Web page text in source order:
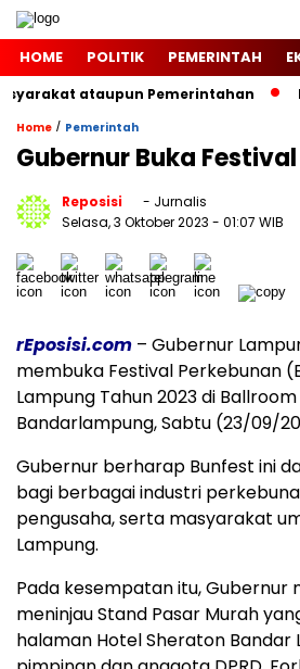
HOME POLITIK PEMERINTAH
ataupun Pemerintahan
Home / Pemerintah
Gubernur Buka
Reposisi
- Jurnalis
Selasa, 3 Oktober 2023 - 01:07 WIB
rEposisi.com – Gubernur
membuka Festival Perkebunan
Lampung Tahun 2023 di
Bandarlampung, Sabtu (23/09/
Gubernur berharap Bunfest ini
bagi berbagai industri
pengusaha, serta masyarakat
Lampung.
Pada kesempatan itu, Gubernur
meninjau Stand Pasar Murah
halaman Hotel Sheraton Bandar